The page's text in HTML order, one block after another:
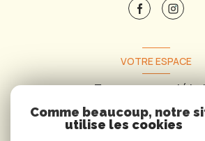
VOTRE ESPACE
Espace
Comme beaucoup, notre
utilise les cookies